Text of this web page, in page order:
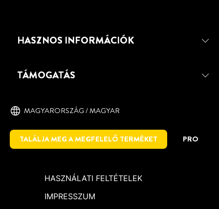
gyorsan ragaszt szövetet, habosított
műanyagot, üveggyapotot, bőrt, filcet,
fával, poliészter anyagokkal, továbbá
alkalmas többféle PE fóliához.
HASZNOS INFORMÁCIÓK
TÁMOGATÁS
MAGYARORSZÁG / MAGYAR
TALÁLJA MEG A MEGFELELŐ TERMÉKET PRO
HASZNÁLATI FELTÉTELEK
IMPRESSZUM